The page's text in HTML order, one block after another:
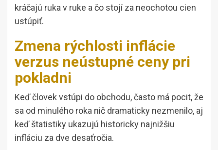
kráčajú ruka v ruke a čo stojí za neochotou cien
ustúpiť.
Zmena rýchlosti inflácie
verzus neústupné ceny pri
pokladni
Keď človek vstúpi do obchodu, často má pocit, že
sa od minulého roka nič dramaticky nezmenilo, aj
keď štatistiky ukazujú historicky najnižšiu
infláciu za dve desaťročia.